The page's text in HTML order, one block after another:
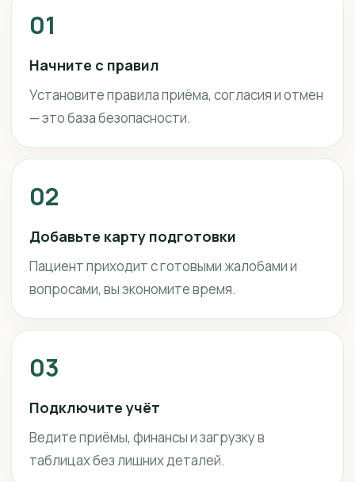
01
Начните с правил
Установите правила приёма, согласия и отмен
— это база безопасности.
02
Добавьте карту подготовки
Пациент приходит с готовыми жалобами и
вопросами, вы экономите время.
03
Подключите учёт
Ведите приёмы, финансы и загрузку в
таблицах без лишних деталей.